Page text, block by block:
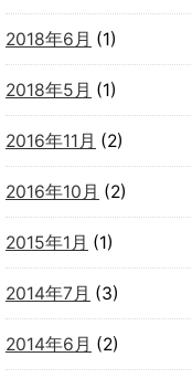
2018年6月 (1)
2018年5月 (1)
2016年11月 (2)
2016年10月 (2)
2015年1月 (1)
2014年7月 (3)
2014年6月 (2)